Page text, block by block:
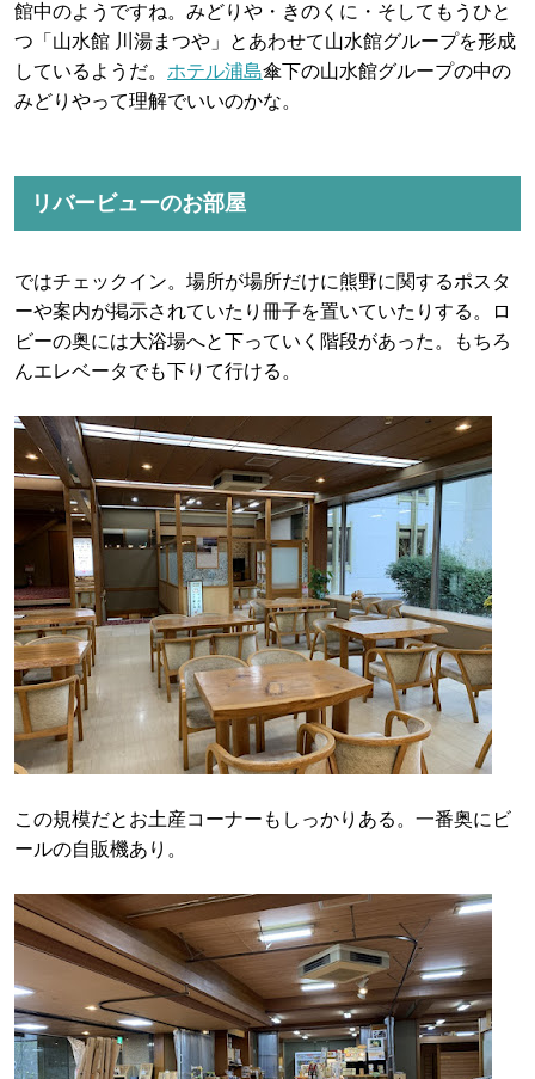
館中のようですね。みどりや・きのくに・そしてもうひと
つ「山水館 川湯まつや」とあわせて山水館グループを形成
しているようだ。 ホテル浦島傘下の山水館グループの中の
みどりやって理解でいいのかな。
リバービューのお部屋
ではチェックイン。場所が場所だけに熊野に関するポスタ
ーや案内が掲示されていたり冊子を置いていたりする。ロ
ビーの奥には大浴場へと下っていく階段があった。もちろ
んエレベータでも下りて行ける。
この規模だとお土産コーナーもしっかりある。一番奥にビ
ールの自販機あり。